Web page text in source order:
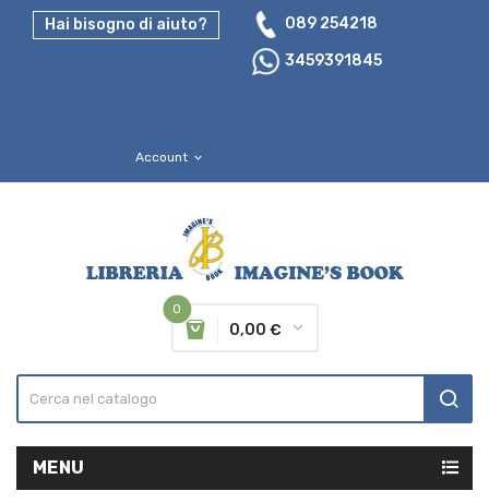
Hai bisogno di aiuto?
089 254218
3459391845
Account expand_more
0
0,00 €
MENU